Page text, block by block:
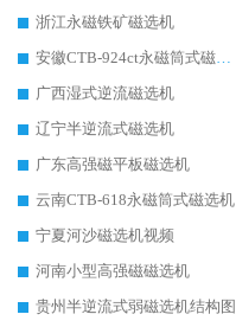
浙江永磁铁矿磁选机
安徽CTB-924ct永磁筒式磁选机
广西湿式逆流磁选机
辽宁半逆流式磁选机
广东高强磁平板磁选机
云南CTB-618永磁筒式磁选机
宁夏河沙磁选机视频
河南小型高强磁磁选机
贵州半逆流式弱磁选机结构图